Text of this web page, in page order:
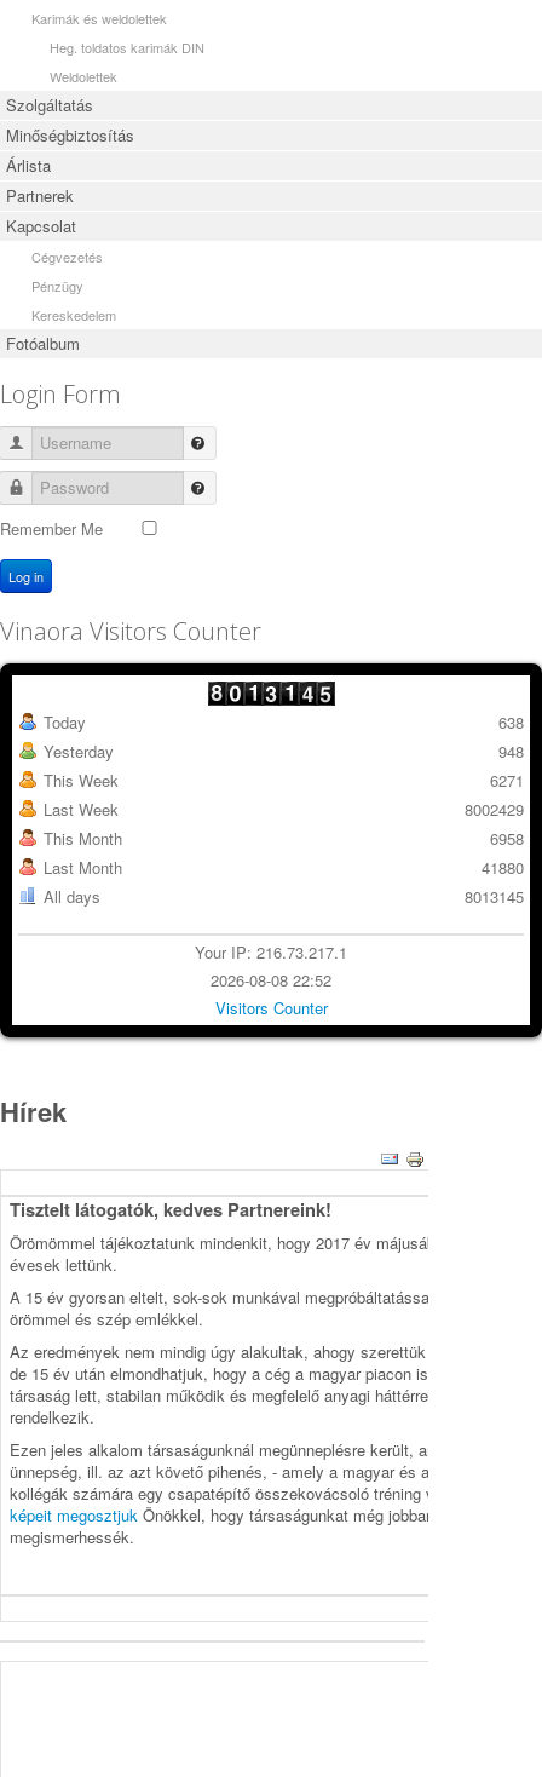
Karimák és weldolettek
Heg. toldatos karimák DIN
Weldolettek
Szolgáltatás
Minőségbiztosítás
Árlista
Partnerek
Kapcsolat
Cégvezetés
Pénzügy
Kereskedelem
Fotóalbum
Login Form
Username
Password
Remember Me
Log in
Vinaora Visitors Counter
Today
Yesterday
This Week
Last Week
This Month
Last Month
All days
638
948
6271
8002429
6958
41880
8013145
Your IP: 216.73.217.1
2026-08-08 22:52
Visitors Counter
Hírek
Tisztelt látogatók, kedves Partnereink!
Örömömmel tájékoztatunk mindenkit, hogy 2017 év májusában 15
évesek lettünk.
A 15 év gyorsan eltelt, sok-sok munkával megpróbáltatással, de sok
örömmel és szép emlékkel.
Az eredmények nem mindig úgy alakultak, ahogy szerettük volna,
de 15 év után elmondhatjuk, hogy a cég a magyar piacon ismert
társaság lett, stabilan működik és megfelelő anyagi háttérrel
rendelkezik.
Ezen jeles alkalom társaságunknál megünneplésre került, amely
ünnepség, ill. az azt követő pihenés, - amely a magyar és a szlovák
kollégák számára egy csapatépítő összekovácsoló tréning volt -
képeit megosztjuk Önökkel, hogy társaságunkat még jobban
megismerhessék.